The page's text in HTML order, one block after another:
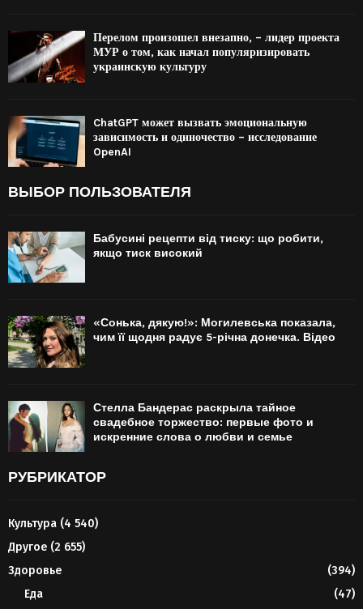
Перелом произошел внезапно, – лидер проекта
МУР о том, как начал популяризировать
украинскую культуру
ChatGPT может вызвать эмоциональную
зависимость и одиночество – исследование
OpenAI
ВЫБОР ПОЛЬЗОВАТЕЛЯ
Бабусині рецепти від тиску: що робити,
якщо тиск високий
«Сонька, дякую!»: Могилевська показала,
чим її щодня радує 5-річна донечка. Відео
Стелла Бандерас раскрыла тайное
свадебное торжество: первые фото и
искренние слова о любви и семье
РУБРИКАТОР
Культура (4 540)
Другое (2 655)
Здоровье
(394)
Еда
(47)